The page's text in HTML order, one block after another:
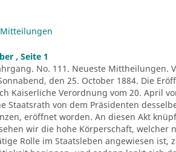
, Seite 1
No. 111. Neueste Mittheilungen.
den 25. October 1884. Die
Kaiserliche Verordnung vom 20. April
Staatsrath von dem Präsidenten
eröffnet worden. An diesen Akt
wir die hohe Körperschaft,
Rolle im Staatsleben angewiesen